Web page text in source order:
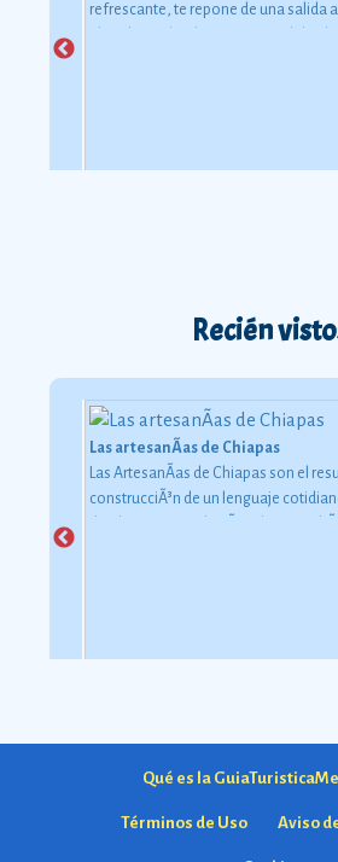
refrescante, te repone de una salida
Recién
Las artesanÃ­as de Chiapas
Las ArtesanÃ­as de Chiapas son el
construcciÃ³n de un lenguaje
Qué es la
Términos de Uso Aviso